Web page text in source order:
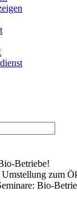
Betriebe!
zum
Bio-